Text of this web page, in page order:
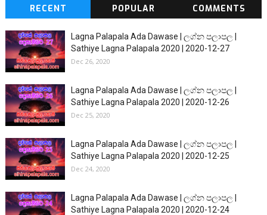
RECENT POPULAR COMMENTS
Lagna Palapala Ada Dawase | ලග්න පලාපල |
Sathiye Lagna Palapala 2020 | 2020-12-27
Dec 26, 2020
Lagna Palapala Ada Dawase | ලග්න පලාපල |
Sathiye Lagna Palapala 2020 | 2020-12-26
Dec 25, 2020
Lagna Palapala Ada Dawase | ලග්න පලාපල |
Sathiye Lagna Palapala 2020 | 2020-12-25
Dec 24, 2020
Lagna Palapala Ada Dawase | ලග්න පලාපල |
Sathiye Lagna Palapala 2020 | 2020-12-24